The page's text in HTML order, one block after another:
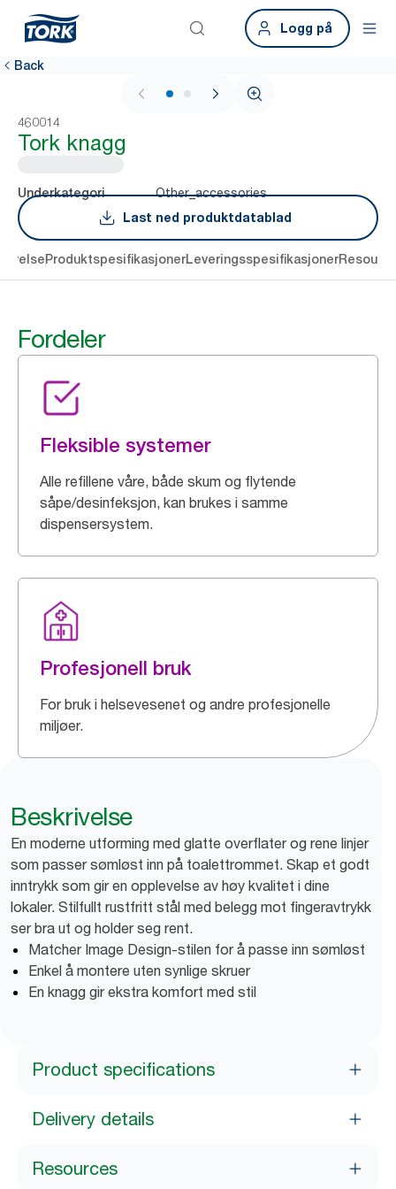
Logg på
Back
1 / 2
460014
Tork knagg
Underkategori
Other_accessories
Last ned produktdatablad
ProduktspesifikasjonerLeveringsspesifikasjoner
Fordeler
Fleksible systemer
Alle refillene våre, både skum og flytende
såpe/desinfeksjon, kan brukes i samme
dispensersystem.
Profesjonell bruk
For bruk i helsevesenet og andre profesjonelle
miljøer.
Beskrivelse
En moderne utforming med glatte overflater og rene linjer
som passer sømløst inn på toalettrommet. Skap et godt
inntrykk som gir en opplevelse av høy kvalitet i dine
lokaler. Stilfullt rustfritt stål med belegg mot fingeravtrykk
ser bra ut og holder seg rent.
Matcher Image Design-stilen for å passe inn sømløst
Enkel å montere uten synlige skruer
En knagg gir ekstra komfort med stil
Product specifications
Delivery details
Resources